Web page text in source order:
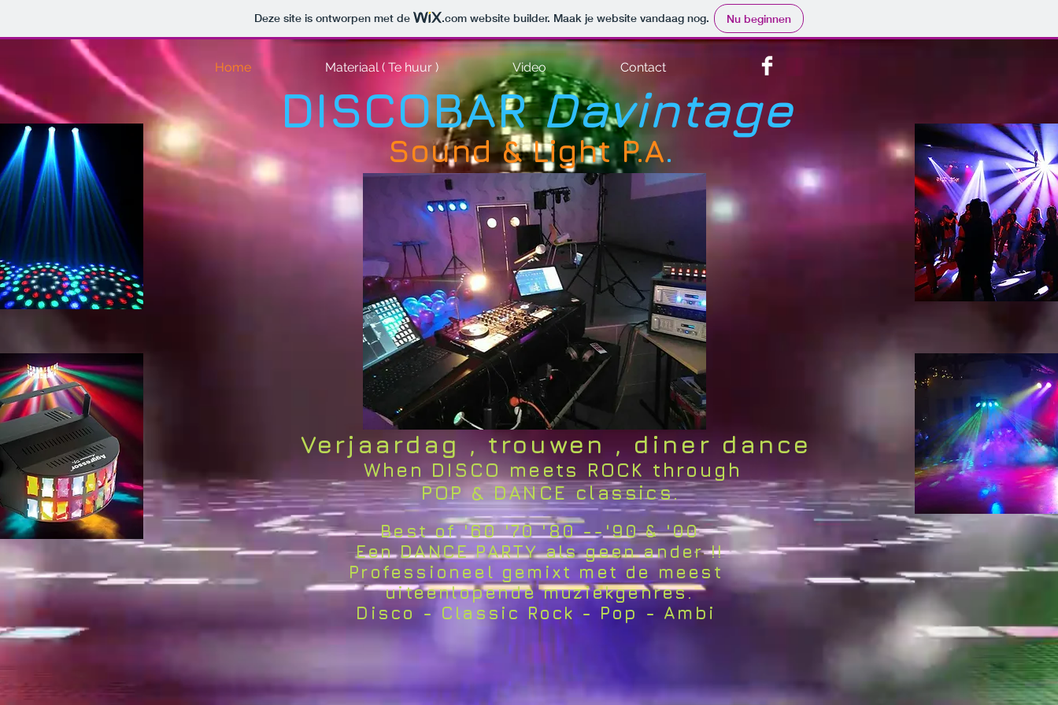
Deze site is ontworpen met de .com website builder. Maak je website vandaag nog. Nu beginnen
DISCOBARDavintage
Home Materiaal ( Te huur ) Video Contact
Sound & Light P.A.
Verjaardag , trouwen , diner dance
When DISCO meets ROCK through
POP & DANCE classics.
Best of '60 '70 '80 --'90 & '00
Een DANCE PARTY als geen ander !!
Professioneel gemixt met de meest
uiteenlopende muziekgenres.
Disco - Classic Rock - Pop - Ambi